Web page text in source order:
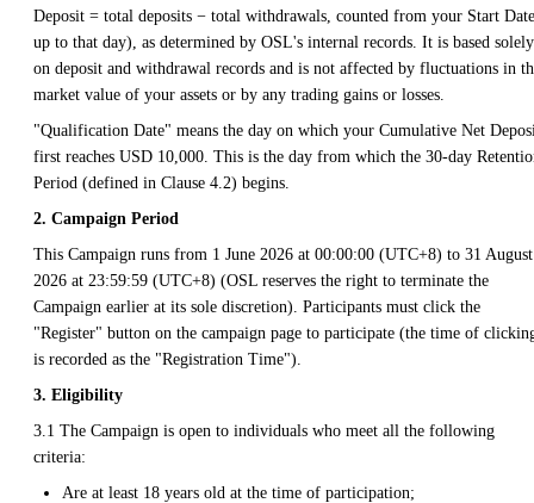
Deposit = total deposits − total withdrawals, counted from your Start Date
up to that day), as determined by OSL's internal records. It is based solely
on deposit and withdrawal records and is not affected by fluctuations in
market value of your assets or by any trading gains or losses.
"Qualification Date" means the day on which your Cumulative Net
first reaches USD 10,000. This is the day from which the 30-day
Period (defined in Clause 4.2) begins.
2. Campaign Period
This Campaign runs from 1 June 2026 at 00:00:00 (UTC+8) to 31 August
2026 at 23:59:59 (UTC+8) (OSL reserves the right to terminate the
Campaign earlier at its sole discretion). Participants must click the
"Register" button on the campaign page to participate (the time of
is recorded as the "Registration Time").
3. Eligibility
3.1 The Campaign is open to individuals who meet all the following
criteria:
Are at least 18 years old at the time of participation;